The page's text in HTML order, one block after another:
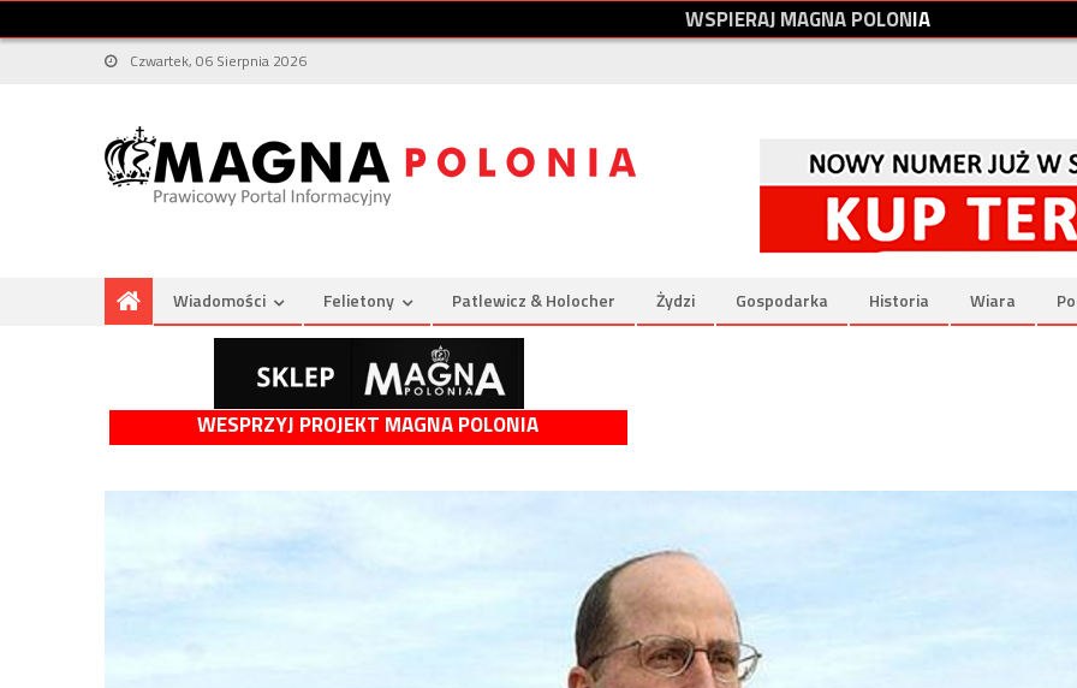
WSPIERAJMAGNAPOLONIA
Czwartek, 06 Sierpnia 2026
Wiadomości Felietony Patlewicz & Holocher Żydzi Gospodarka Historia Wiara
WESPRZYJ PROJEKT MAGNA POLONIA